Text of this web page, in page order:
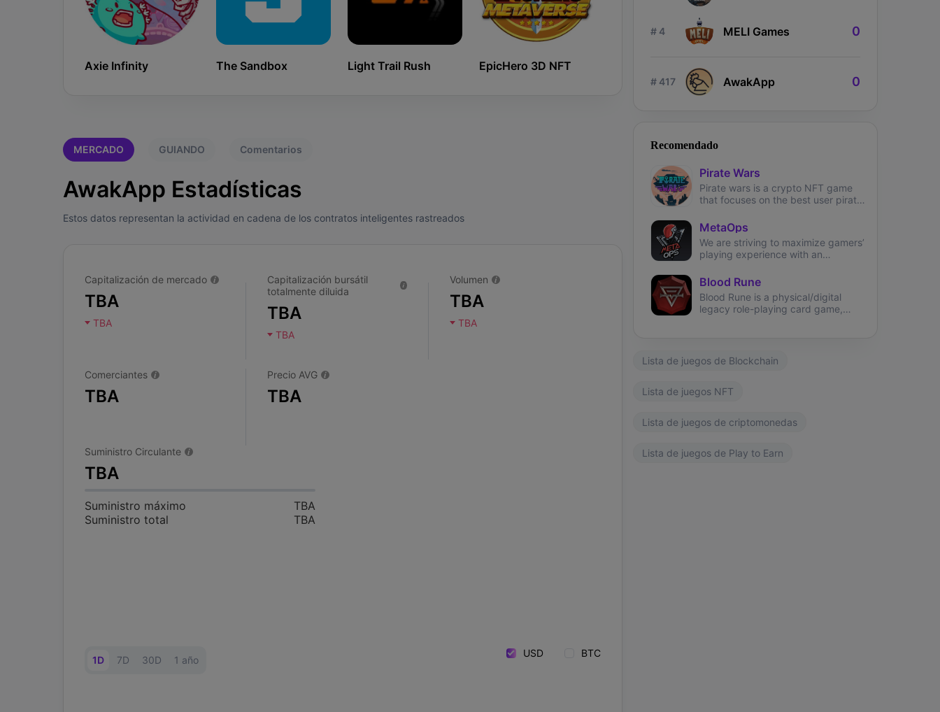
Axie Infinity The Sandbox Light Trail Rush EpicHero 3D NFT Kingdom Karnage
MERCADO GUIANDO Comentarios
AwakApp Estadísticas
Estos datos representan la actividad en cadena de los contratos inteligentes rastreados
Capitalización de mercado
TBA
TBA
Capitalización bursátil
totalmente diluida
TBA
TBA
Volumen
TBA
TBA
Comerciantes
TBA
Precio AVG
TBA
Suministro Circulante
TBA
Suministro máximo
TBA
Suministro total
TBA
1D 7D 30D 1 año
USD BTC
# 4 MELI Games 0
# 417 AwakApp 0
Recomendado
Pirate Wars
Pirate wars is a crypto NFT game
that focuses on the best user pirate
MetaOps
We are striving to maximize gamers’
playing experience with an
shooter on Solana.
Blood Rune
Blood Rune is a physical/digital
legacy role-playing card game,
Lista de juegos de Blockchain
Lista de juegos NFT
Lista de juegos de criptomonedas
Lista de juegos de Play to Earn